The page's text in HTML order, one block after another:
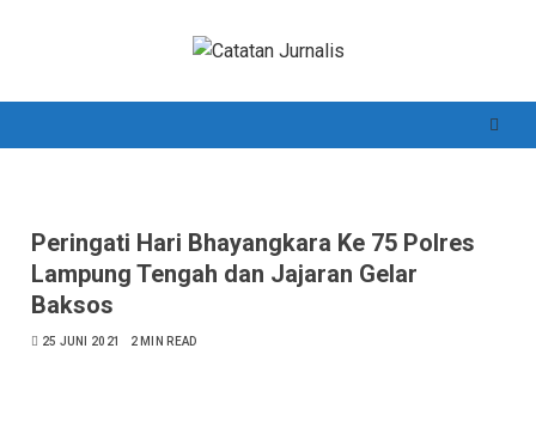
Peringati Hari Bhayangkara Ke 75 Polres
Lampung Tengah dan Jajaran Gelar
Baksos
25 JUNI 2021 2 MIN READ